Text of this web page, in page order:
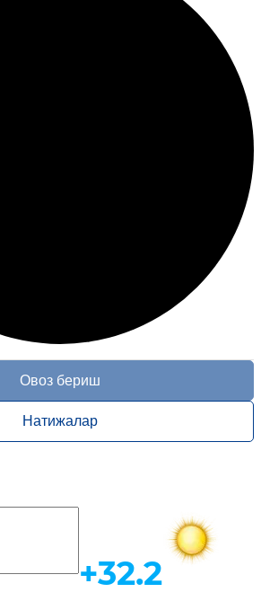
Овоз бериш
Натижалар
Об-ҳаво
+32.2